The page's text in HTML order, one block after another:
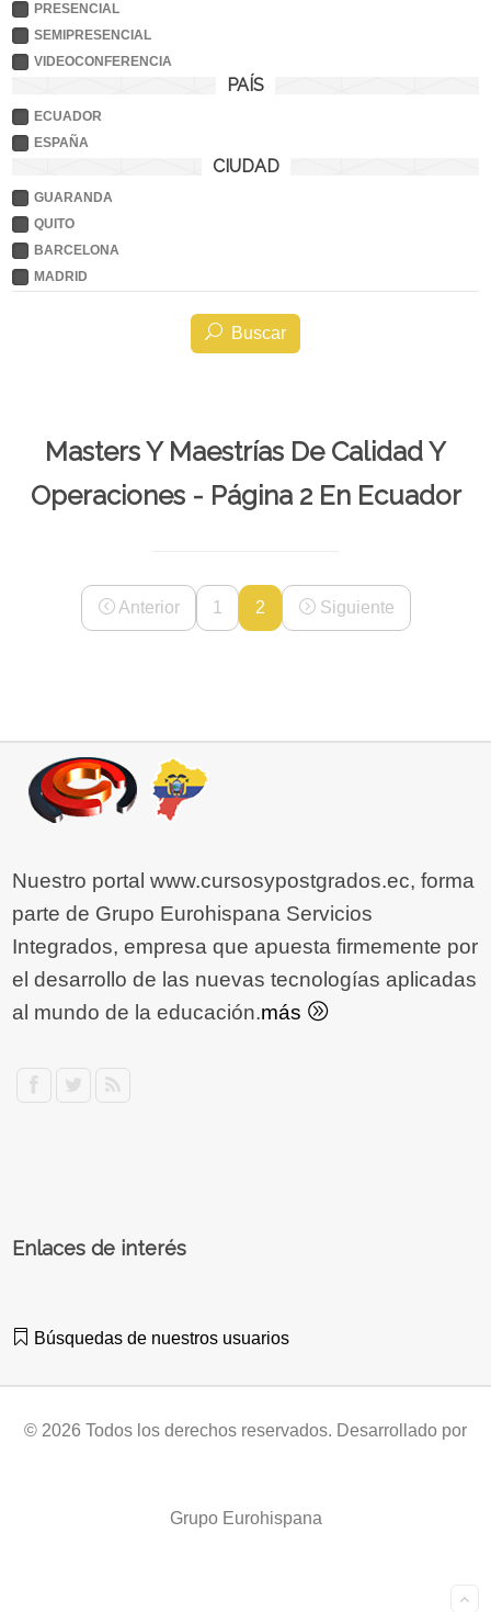
PRESENCIAL
SEMIPRESENCIAL
VIDEOCONFERENCIA
PAÍS
ECUADOR
ESPAÑA
CIUDAD
GUARANDA
QUITO
BARCELONA
MADRID
Buscar
Masters Y Maestrías De Calidad Y
Operaciones - Página 2 En Ecuador
Anterior 1 2 Siguiente
Nuestro portal www.cursosypostgrados.ec, forma
parte de Grupo Eurohispana Servicios
Integrados, empresa que apuesta firmemente por
el desarrollo de las nuevas tecnologías aplicadas
al mundo de la educación.más
Enlaces de interés
Búsquedas de nuestros usuarios
© 2026 Todos los derechos reservados. Desarrollado por
Grupo Eurohispana